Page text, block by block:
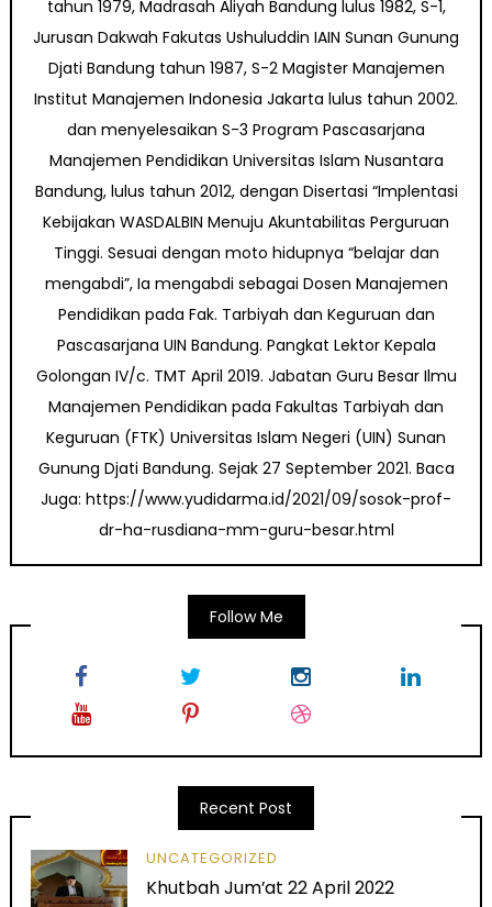
tahun 1979, Madrasah Aliyah Bandung lulus 1982, S-1,
Jurusan Dakwah Fakutas Ushuluddin IAIN Sunan Gunung
Djati Bandung tahun 1987, S-2 Magister Manajemen
Institut Manajemen Indonesia Jakarta lulus tahun 2002.
dan menyelesaikan S-3 Program Pascasarjana
Manajemen Pendidikan Universitas Islam Nusantara
Bandung, lulus tahun 2012, dengan Disertasi “Implentasi
Kebijakan WASDALBIN Menuju Akuntabilitas Perguruan
Tinggi. Sesuai dengan moto hidupnya “belajar dan
mengabdi”, Ia mengabdi sebagai Dosen Manajemen
Pendidikan pada Fak. Tarbiyah dan Keguruan dan
Pascasarjana UIN Bandung. Pangkat Lektor Kepala
Golongan IV/c. TMT April 2019. Jabatan Guru Besar Ilmu
Manajemen Pendidikan pada Fakultas Tarbiyah dan
Keguruan (FTK) Universitas Islam Negeri (UIN) Sunan
Gunung Djati Bandung. Sejak 27 September 2021. Baca
Juga: https://www.yudidarma.id/2021/09/sosok-prof-
dr-ha-rusdiana-mm-guru-besar.html
Follow Me
Recent Post
UNCATEGORIZED
Khutbah Jum’at 22 April 2022